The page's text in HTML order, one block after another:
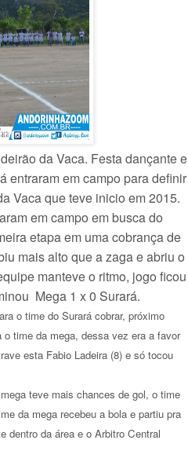
da Vaca. Festa dançante e
entraram em campo para definir
Vaca que teve inicio em 2015.
em campo em busca do
etapa em uma cobrança de
mais alto que a zaga e abriu o
manteve o ritmo, jogo ficou
Mega 1 x 0 Surará.
o time do Surará cobrar, próximo
time da mega, dessa vez era a favor
esta Fabio Ladeira (8) e só tocou
teve mais chances de gol, o time
da mega recebeu a bola e partiu pra
dentro da área e o Arbitro Central